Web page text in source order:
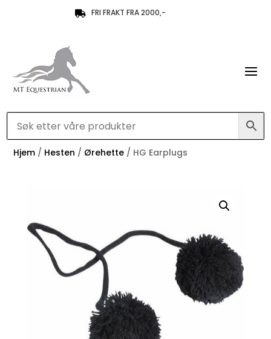
 FRI FRAKT FRA 2000,-
Hjem / Hesten / Ørehette / HG Earplugs